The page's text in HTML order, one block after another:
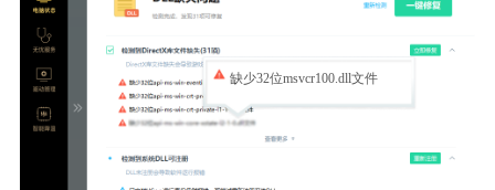
缺少32位msvcr100.dll文件